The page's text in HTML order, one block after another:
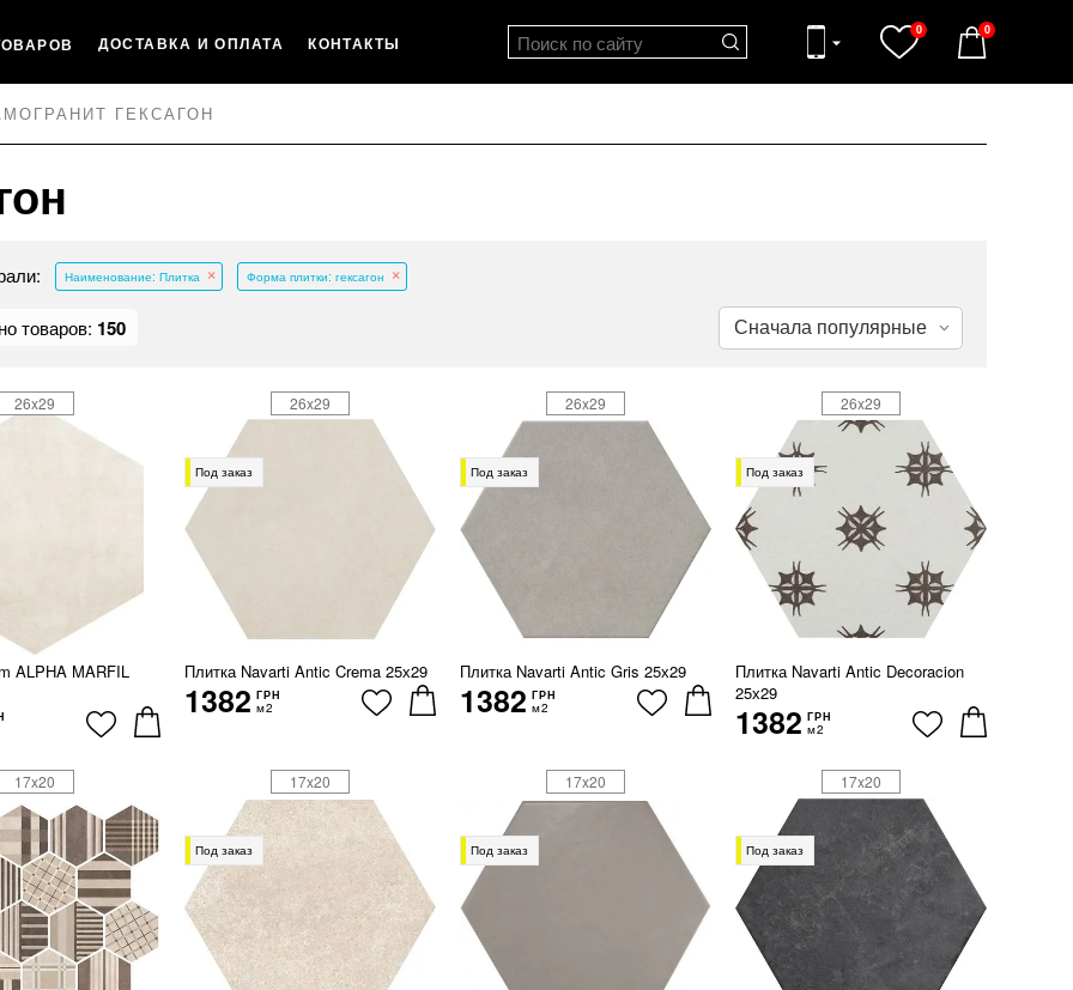
ДОСТАВКА И ОПЛАТА КОНТАКТЫ
0 0
ГЕКСАГОН
Наименование: Плитка Форма плитки: гексагон
товаров: 150
ALPHA MARFIL
26x29
Под заказ
Плитка Navarti Antic Crema 25х29
1382 ГРН
м2
26x29
Под заказ
Плитка Navarti Antic Gris 25х29
1382 ГРН
м2
26x29
Под заказ
Плитка Navarti Antic Decoracion
25х29
1382 ГРН
м2
26x29
17x20
Под заказ
17x20
Под заказ
17x20
Под заказ
17x20